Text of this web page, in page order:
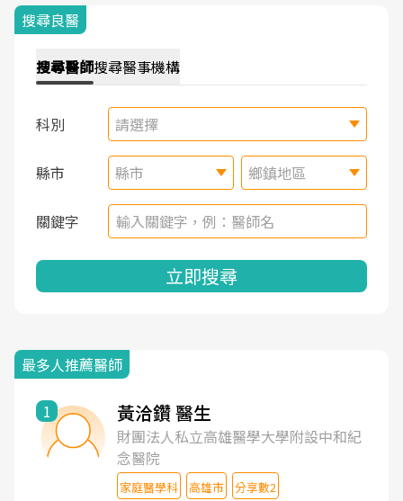
搜尋良醫
搜尋醫師搜尋醫事機構
科別 請選擇
縣市 縣市 鄉鎮地區
關鍵字
立即搜尋
最多人推薦醫師
1 黃洽鑽 醫生
財團法人私立高雄醫學大學附設中和紀
念醫院
家庭醫學科 高雄市 分享數2